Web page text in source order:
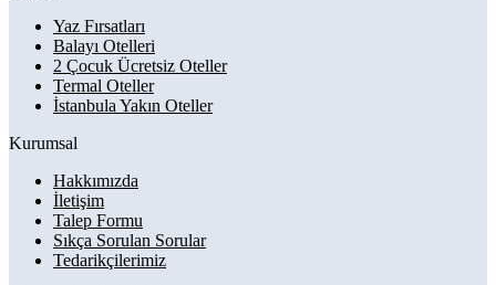
Yaz Fırsatları
Balayı Otelleri
2 Çocuk Ücretsiz Oteller
Termal Oteller
İstanbula Yakın Oteller
Kurumsal
Hakkımızda
İletişim
Talep Formu
Sıkça Sorulan Sorular
Tedarikçilerimiz